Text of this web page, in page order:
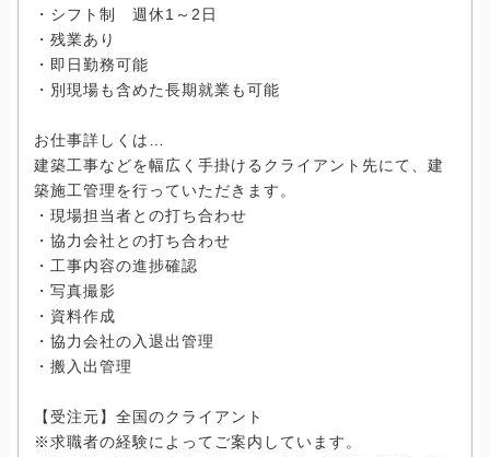
・シフト制 週休1～2日
・残業あり
・即日勤務可能
・別現場も含めた長期就業も可能
お仕事詳しくは…
建築工事などを幅広く手掛けるクライアント先にて、建
築施工管理を行っていただきます。
・現場担当者との打ち合わせ
・協力会社との打ち合わせ
・工事内容の進捗確認
・写真撮影
・資料作成
・協力会社の入退出管理
・搬入出管理
【受注元】全国のクライアント
※求職者の経験によってご案内しています。